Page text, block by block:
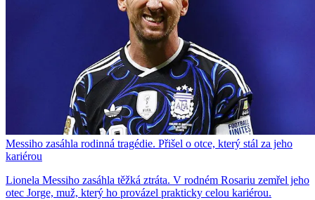
Messiho zasáhla rodinná tragédie. Přišel o otce, který stál za jeho
kariérou
Lionela Messiho zasáhla těžká ztráta. V rodném Rosariu zemřel jeho
otec Jorge, muž, který ho provázel prakticky celou kariérou.